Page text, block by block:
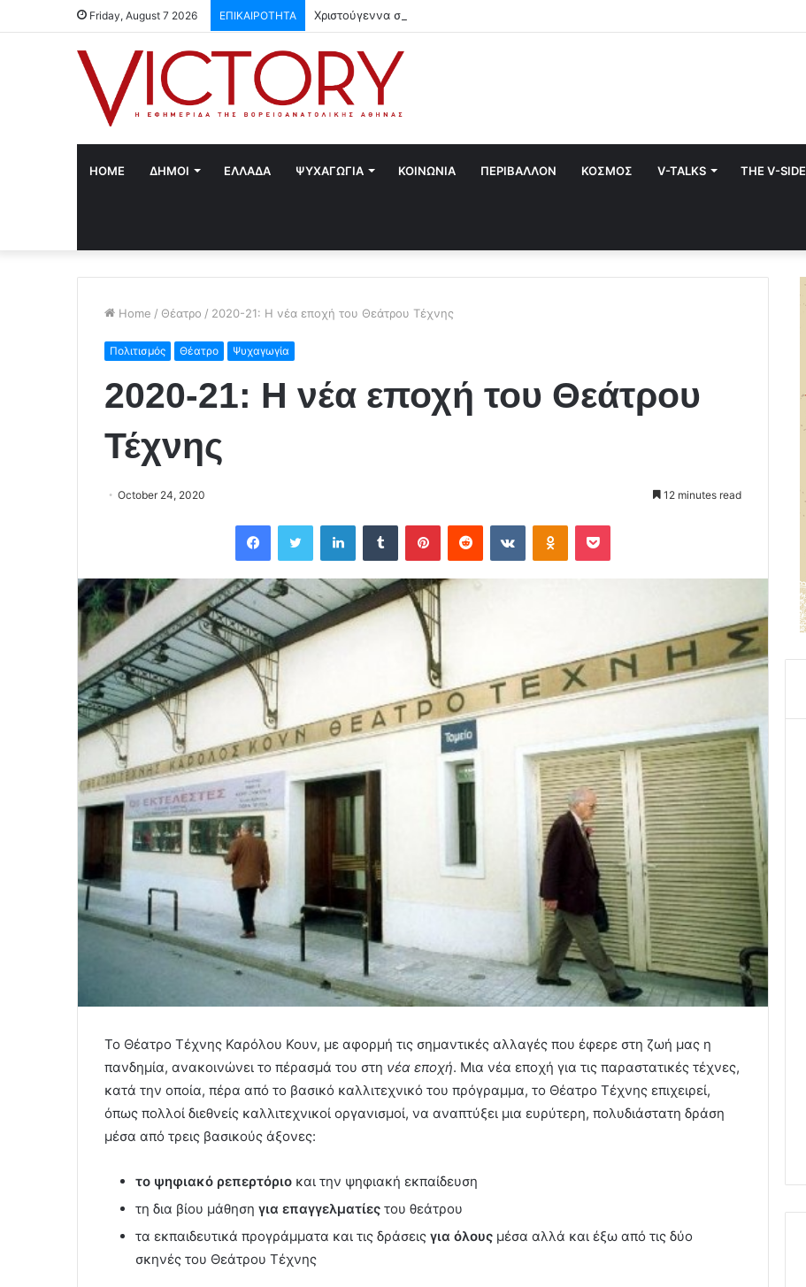
Friday, August 7 2026 ΕΠΙΚΑΙΡΟΤΗΤΑ Χριστούγεννα στο Χαλάνδρι- Ολες οι εκδηλώσεις του Δήμου
HOME ΔΗΜΟΙ ΕΛΛΑΔΑ ΨΥΧΑΓΩΓΙΑ ΚΟΙΝΩΝΙΑ ΠΕΡΙΒΑΛΛΟΝ ΚΟΣΜΟΣ V-TALKS THE V-SIDE
Home / Θέατρο / 2020-21: Η νέα εποχή του Θεάτρου Τέχνης
Πολιτισμός Θέατρο Ψυχαγωγία
2020-21: Η νέα εποχή του Θεάτρου
Τέχνης
October 24, 2020 12 minutes read
Το Θέατρο Τέχνης Καρόλου Κουν, με αφορμή τις σημαντικές αλλαγές που έφερε στη ζωή μας η
πανδημία, ανακοινώνει το πέρασμά του στη νέα εποχή. Μια νέα εποχή για τις παραστατικές τέχνες,
κατά την οποία, πέρα από το βασικό καλλιτεχνικό του πρόγραμμα, το Θέατρο Τέχνης επιχειρεί,
όπως πολλοί διεθνείς καλλιτεχνικοί οργανισμοί, να αναπτύξει μια ευρύτερη, πολυδιάστατη δράση
μέσα από τρεις βασικούς άξονες:
το ψηφιακό ρεπερτόριο και την ψηφιακή εκπαίδευση
τη δια βίου μάθηση για επαγγελματίες του θεάτρου
τα εκπαιδευτικά προγράμματα και τις δράσεις για όλους μέσα αλλά και έξω από τις δύο
σκηνές του Θεάτρου Τέχνης